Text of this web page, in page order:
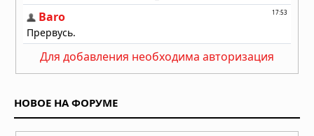
Для добавления необходима авторизация
НОВОЕ НА ФОРУМЕ